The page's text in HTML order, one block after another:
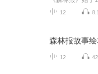
12
森林报故事绘
12